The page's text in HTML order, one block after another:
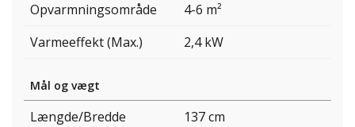
Opvarmningsområde
4-6 m²
Varmeeffekt (Max.)
2,4 kW
Mål og vægt
Længde/Bredde
137 cm